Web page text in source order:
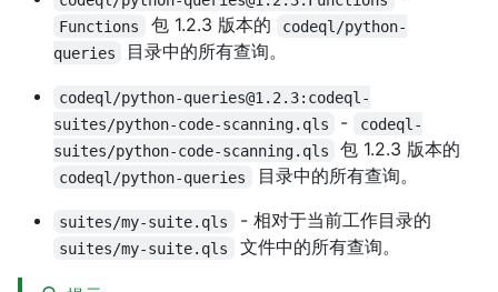
Functions 包 1.2.3 版本的
codeql/python-
queries
目录中的所有查询。
codeql/python-queries@1.2.3:codeql-
suites/python-code-scanning.qls
-
codeql-
suites/python-code-scanning.qls
包 1.2.3 版本的
codeql/python-queries 目录中的所有查询。
suites/my-suite.qls - 相对于当前工作目录的
suites/my-suite.qls 文件中的所有查询。